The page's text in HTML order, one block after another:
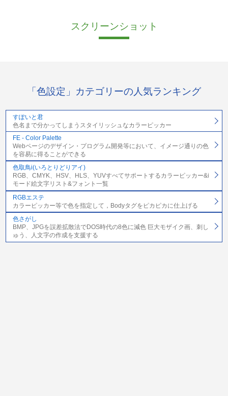
スクリーンショット
「色設定」カテゴリーの人気ランキング
すぽいと君
色名まで分かってしまうスタイリッシュなカラーピッカー
FE - Color Palette
Webページのデザイン・プログラム開発等において、イメージ通りの色
を容易に得ることができる
色取鳥i(いろとりどりアイ)
RGB、CMYK、HSV、HLS、YUVすべてサポートするカラーピッカー&i
モード絵文字リスト&フォント一覧
RGBエステ
カラーピッカー等で色を指定して，Bodyタグをピカピカに仕上げる
色さがし
BMP、JPGを誤差拡散法でDOS時代の8色に減色 巨大モザイク画、刺し
ゅう、人文字の作成を支援する